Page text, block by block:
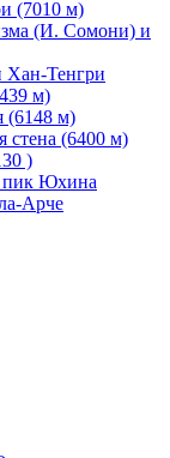
(7010 м)
(И. Сомони) и
Хан-Тенгри
м)
(6148 м)
стена (6400 м)
)
пик Юхина
Арче